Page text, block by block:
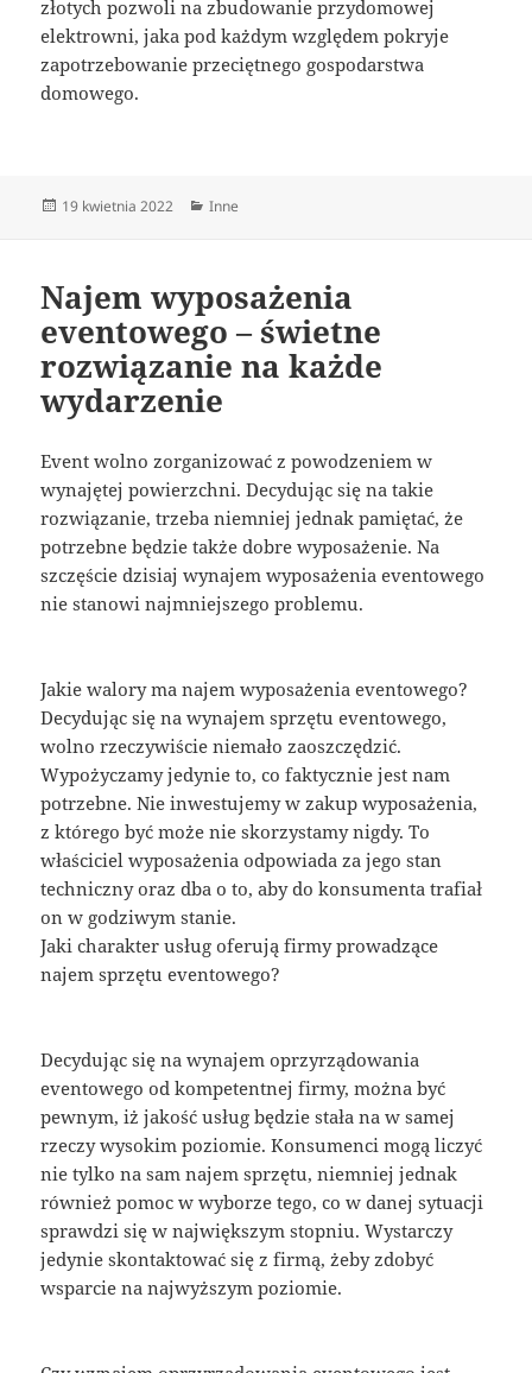
złotych pozwoli na zbudowanie przydomowej
elektrowni, jaka pod każdym względem pokryje
zapotrzebowanie przeciętnego gospodarstwa
domowego.
Data
19 kwietnia 2022 Kategorie
Inne
Najem wyposażenia
eventowego – świetne
rozwiązanie na każde
wydarzenie
Event wolno zorganizować z powodzeniem w
wynajętej powierzchni. Decydując się na takie
rozwiązanie, trzeba niemniej jednak pamiętać, że
potrzebne będzie także dobre wyposażenie. Na
szczęście dzisiaj wynajem wyposażenia eventowego
nie stanowi najmniejszego problemu.
Jakie walory ma najem wyposażenia eventowego?
Decydując się na wynajem sprzętu eventowego,
wolno rzeczywiście niemało zaoszczędzić.
Wypożyczamy jedynie to, co faktycznie jest nam
potrzebne. Nie inwestujemy w zakup wyposażenia,
z którego być może nie skorzystamy nigdy. To
właściciel wyposażenia odpowiada za jego stan
techniczny oraz dba o to, aby do konsumenta trafiał
on w godziwym stanie.
Jaki charakter usług oferują firmy prowadzące
najem sprzętu eventowego?
Decydując się na wynajem oprzyrządowania
eventowego od kompetentnej firmy, można być
pewnym, iż jakość usług będzie stała na w samej
rzeczy wysokim poziomie. Konsumenci mogą liczyć
nie tylko na sam najem sprzętu, niemniej jednak
również pomoc w wyborze tego, co w danej sytuacji
sprawdzi się w największym stopniu. Wystarczy
jedynie skontaktować się z firmą, żeby zdobyć
wsparcie na najwyższym poziomie.